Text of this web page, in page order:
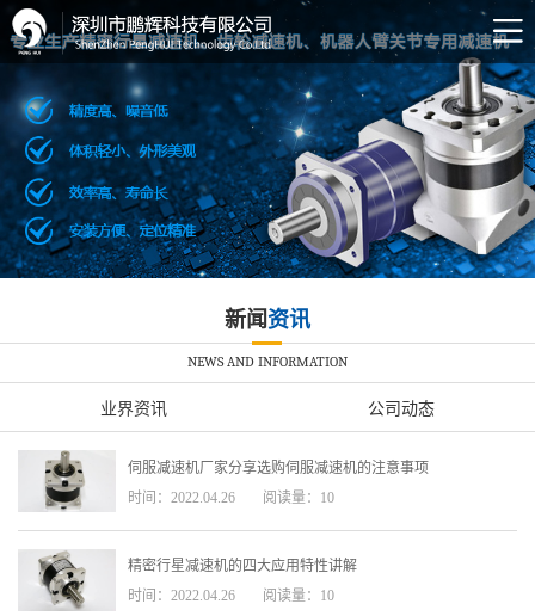
新闻 资讯
NEWS AND INFORMATION
业界资讯 公司动态
伺服减速机厂家分享选购伺服减速机的注意事项
时间：2022.04.26
阅读量：10
精密行星减速机的四大应用特性讲解
时间：2022.04.26
阅读量：10